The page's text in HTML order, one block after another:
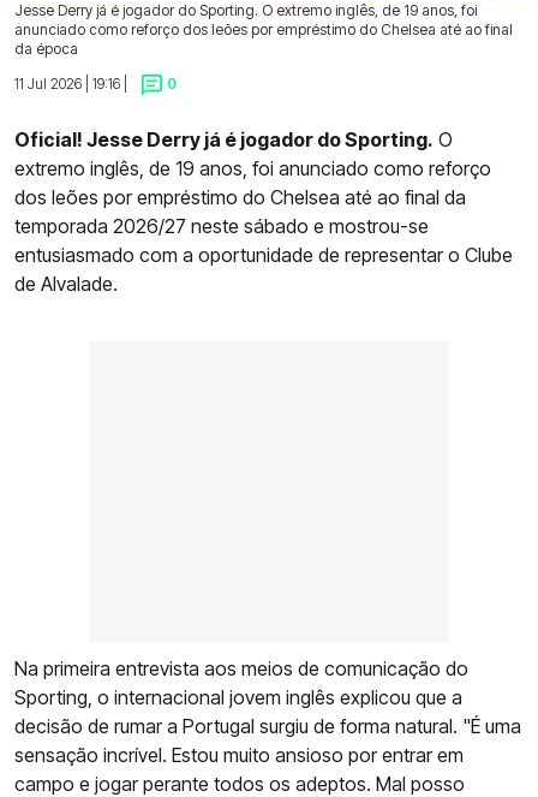
Jesse Derry já é jogador do Sporting. O extremo inglês, de 19 anos, foi
anunciado como reforço dos leões por empréstimo do Chelsea até ao final
da época
11 Jul 2026 | 19:16 |
0
Oficial! Jesse Derry já é jogador do Sporting. O
extremo inglês, de 19 anos, foi anunciado como reforço
dos leões por empréstimo do Chelsea até ao final da
temporada 2026/27 neste sábado e mostrou-se
entusiasmado com a oportunidade de representar o Clube
de Alvalade.
Na primeira entrevista aos meios de comunicação do
Sporting, o internacional jovem inglês explicou que a
decisão de rumar a Portugal surgiu de forma natural. "É uma
sensação incrível. Estou muito ansioso por entrar em
campo e jogar perante todos os adeptos. Mal posso